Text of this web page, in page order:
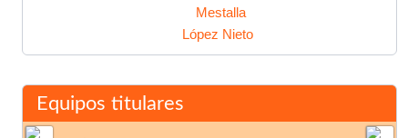
Mestalla
López Nieto
Equipos titulares